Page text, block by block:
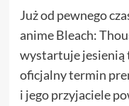
Już od pewnego
anime Bleach:
wystartuje jesienią
oficjalny termin
i jego przyjaciele